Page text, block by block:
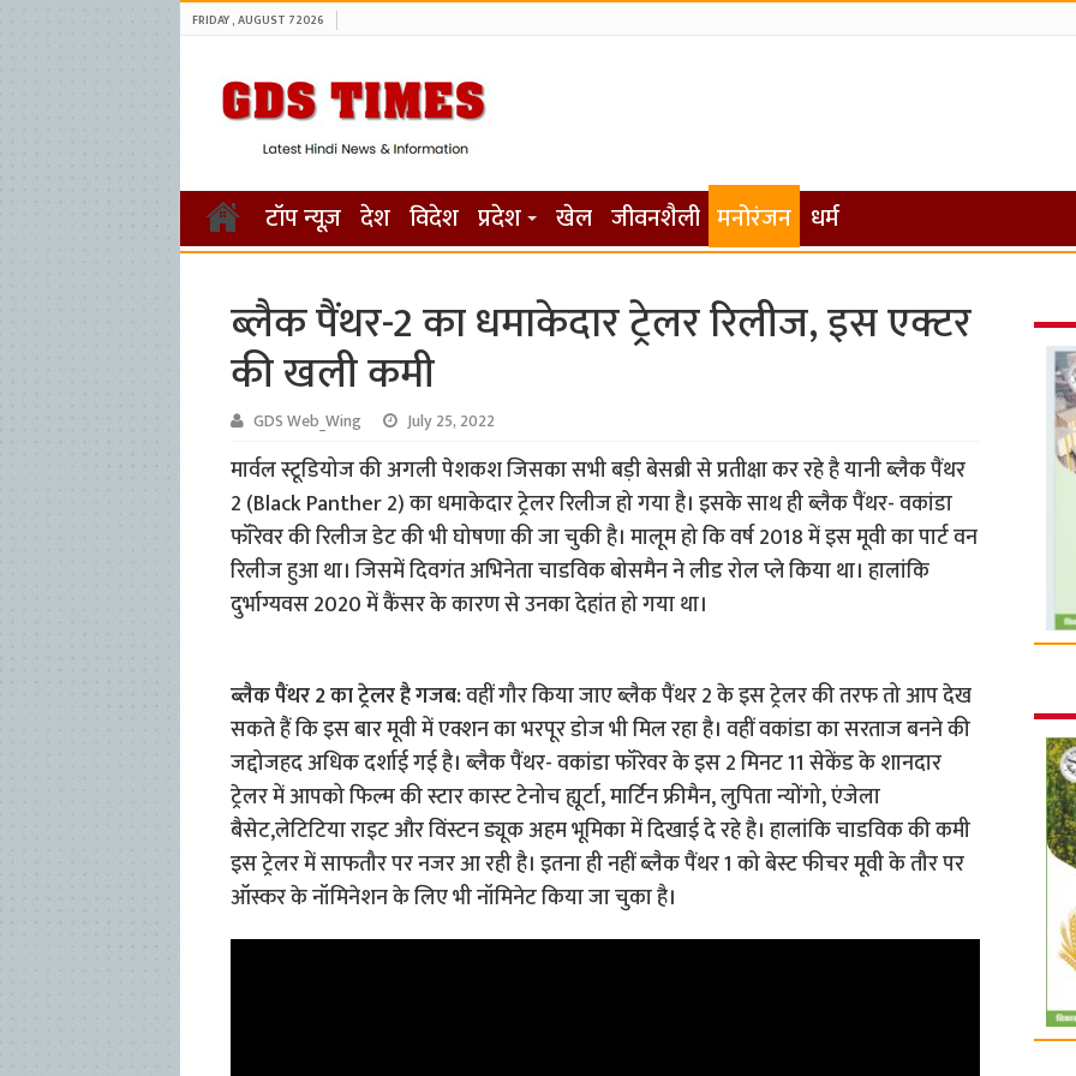
FRIDAY , AUGUST 7 2026
टॉप न्यूज़ देश विदेश प्रदेश खेल जीवनशैली मनोरंजन धर्म
ब्लैक पैंथर-2 का धमाकेदार ट्रेलर रिलीज, इस एक्टर
की खली कमी
GDS Web_Wing July 25, 2022
मार्वल स्टूडियोज की अगली पेशकश जिसका सभी बड़ी बेसब्री से प्रतीक्षा कर रहे है यानी ब्लैक पैंथर
2 (Black Panther 2) का धमाकेदार ट्रेलर रिलीज हो गया है। इसके साथ ही ब्लैक पैंथर- वकांडा
फॉरेवर की रिलीज डेट की भी घोषणा की जा चुकी है। मालूम हो कि वर्ष 2018 में इस मूवी का पार्ट वन
रिलीज हुआ था। जिसमें दिवगंत अभिनेता चाडविक बोसमैन ने लीड रोल प्ले किया था। हालांकि
दुर्भाग्यवस 2020 में कैंसर के कारण से उनका देहांत हो गया था।
ब्लैक पैंथर 2 का ट्रेलर है गजब:वहीं गौर किया जाए ब्लैक पैंथर 2 के इस ट्रेलर की तरफ तो आप देख
सकते हैं कि इस बार मूवी में एक्शन का भरपूर डोज भी मिल रहा है। वहीं वकांडा का सरताज बनने की
जद्दोजहद अधिक दर्शाई गई है। ब्लैक पैंथर- वकांडा फॉरेवर के इस 2 मिनट 11 सेकेंड के शानदार
ट्रेलर में आपको फिल्म की स्टार कास्ट टेनोच ह्यूर्टा, मार्टिन फ्रीमैन, लुपिता न्योंगो, एंजेला
बैसेट,लेटिटिया राइट और विंस्टन ड्यूक अहम भूमिका में दिखाई दे रहे है। हालांकि चाडविक की कमी
इस ट्रेलर में साफतौर पर नजर आ रही है। इतना ही नहीं ब्लैक पैंथर 1 को बेस्ट फीचर मूवी के तौर पर
ऑस्कर के नॉमिनेशन के लिए भी नॉमिनेट किया जा चुका है।